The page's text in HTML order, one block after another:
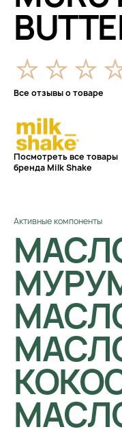
Все отзывы о товаре
Посмотреть все товары
бренда Milk Shake
Активные компоненты